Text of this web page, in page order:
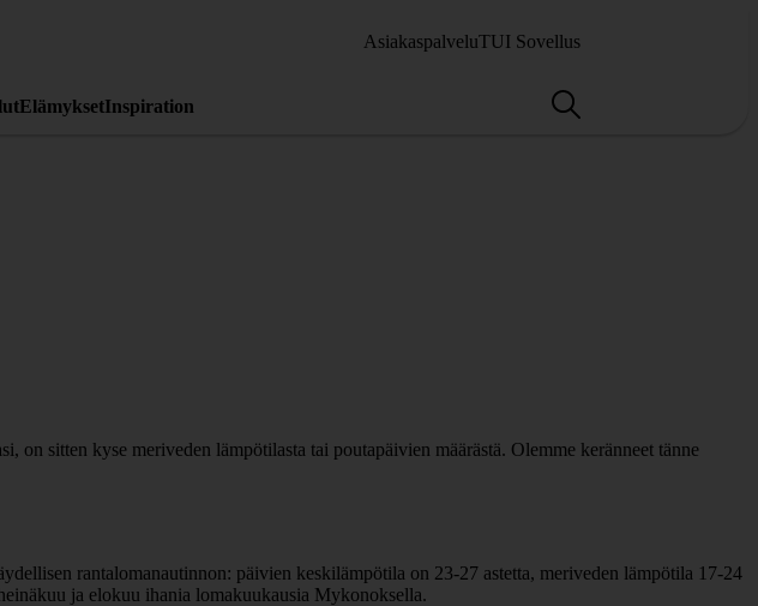
AsiakaspalveluTUI Sovellus
ElämyksetInspiration
on sitten kyse meriveden lämpötilasta tai poutapäivien määrästä. Olemme keränneet tänne
rantalomanautinnon: päivien keskilämpötila on 23-27 astetta, meriveden lämpötila 17-24
ja elokuu ihania lomakuukausia Mykonoksella.